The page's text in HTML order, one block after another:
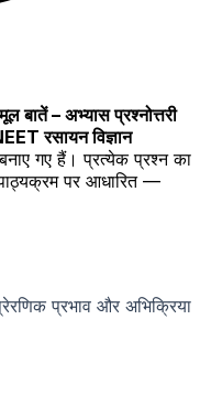
बातें – अभ्यास प्रश्नोत्तरी
रसायन विज्ञान
गए हैं। प्रत्येक प्रश्न का
पर आधारित —
प्रभाव और अभिक्रिया